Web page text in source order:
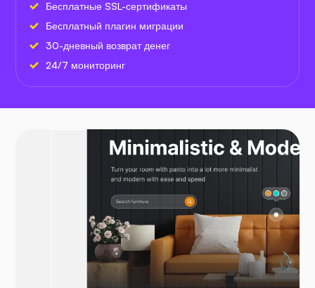
Бесплатные SSL-сертификаты
Бесплатный плагин миграции
30-дневный возврат денег
24/7 мониторинг